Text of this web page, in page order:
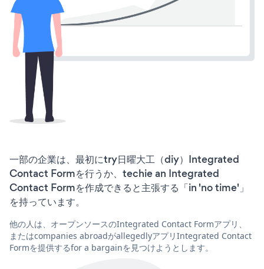
一部の企業は、最初にtry日曜大工（diy）Integrated
Contact Formを行うか、techie an Integrated
Contact Formを作成できると主張する「in 'no time'」
を持っています。
他の人は、オープンソースのIntegrated Contact Formアプリ、
またはcompanies abroadがallegedlyアプリIntegrated Contact
Formを提供するfor a bargainを見つけようとします。